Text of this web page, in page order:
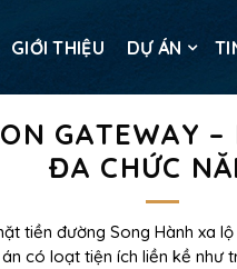
GIỚI THIỆU DỰ ÁN
GATEWAY
ĐA CHỨC
tiền đường Song Hành xa
có loạt tiện ích liền kề